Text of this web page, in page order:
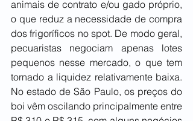
animais de contrato e/ou gado próprio,
o que reduz a necessidade de compra
dos frigoríficos no spot. De modo geral,
pecuaristas negociam apenas lotes
pequenos nesse mercado, o que tem
tornado a liquidez relativamente baixa.
No estado de São Paulo, os preços do
boi vêm oscilando principalmente entre